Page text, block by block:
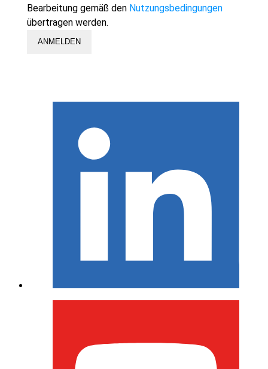
Bearbeitung gemäß den Nutzungsbedingungen
übertragen werden.
ANMELDEN